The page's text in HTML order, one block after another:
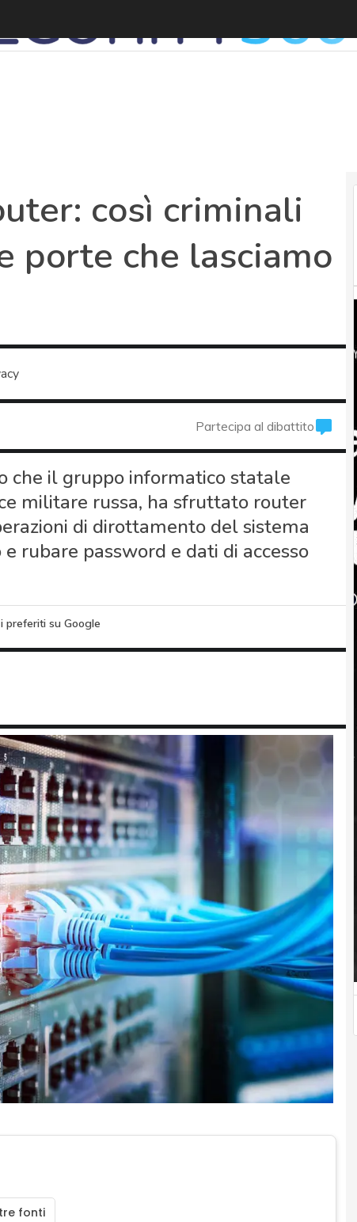
così criminali
porte che lasciamo
Partecipa al dibattito
che il gruppo informatico statale
militare russa, ha sfruttato router
di dirottamento del sistema
rubare password e dati di accesso
preferiti su Google
fonti